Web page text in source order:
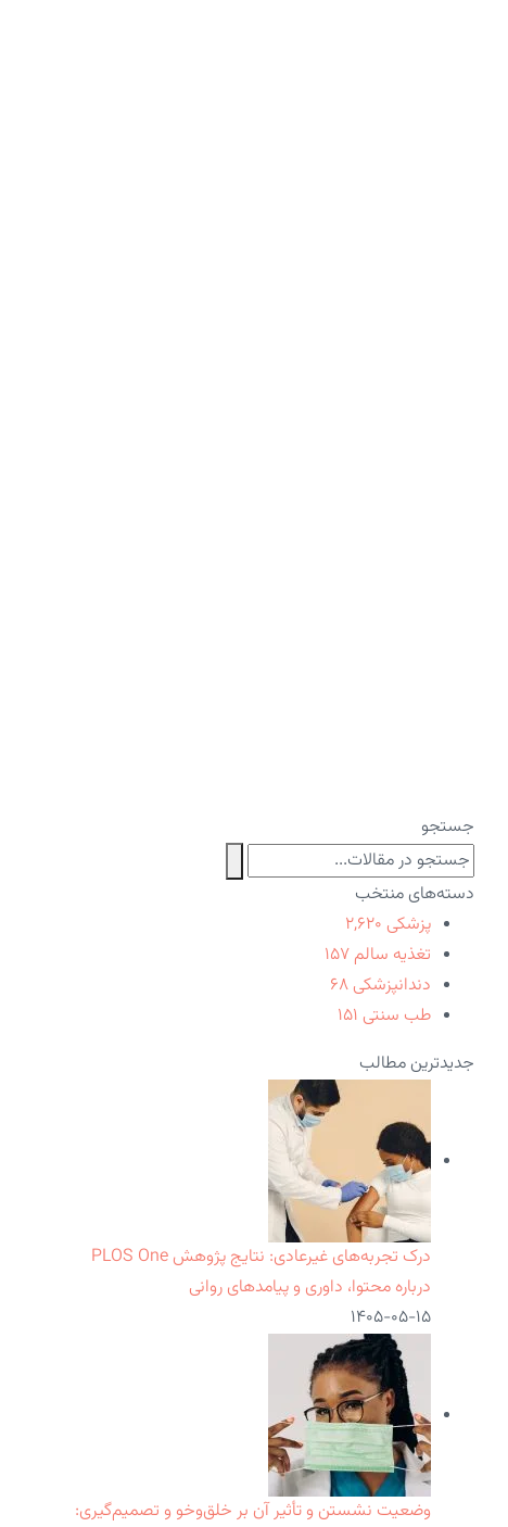
جستجو
دسته‌های منتخب
پزشکی ۲,۶۲۰
تغذیه سالم ۱۵۷
دندانپزشکی ۶۸
طب سنتی ۱۵۱
جدیدترین مطالب
درک تجربه‌های غیرعادی: نتایج پژوهش PLOS One
درباره محتوا، داوری و پیامدهای روانی
۱۴۰۵-۰۵-۱۵
وضعیت نشستن و تأثیر آن بر خلق‌وخو و تصمیم‌گیری: